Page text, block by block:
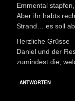
Emmental
Aber ihr habts
Strand… es soll
Herzliche Grüsse
Daniel und der
zumindest die,
ANTWORTEN